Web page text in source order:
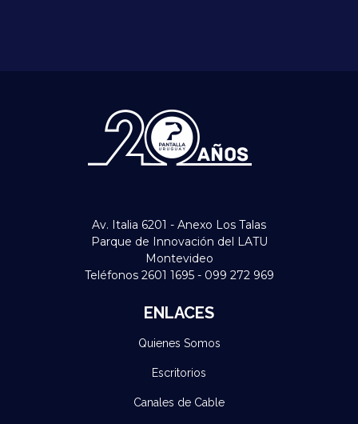
Av. Italia 6201 - Anexo Los Talas
Parque de Innovación del LATU
Montevideo
Teléfonos 2601 1695 - 099 272 969
ENLACES
Quienes Somos
Escritorios
Canales de Cable